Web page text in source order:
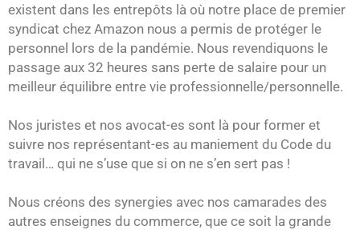
existent dans les entrepôts là où notre place de premier
syndicat chez Amazon nous a permis de protéger le
personnel lors de la pandémie. Nous revendiquons le
passage aux 32 heures sans perte de salaire pour un
meilleur équilibre entre vie professionnelle/personnelle.
Nos juristes et nos avocat-es sont là pour former et
suivre nos représentant-es au maniement du Code du
travail… qui ne s’use que si on ne s’en sert pas !
Nous créons des synergies avec nos camarades des
autres enseignes du commerce, que ce soit la grande